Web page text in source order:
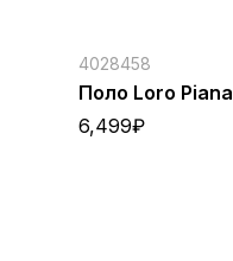
4028458
Поло Loro Piana
6,499₽